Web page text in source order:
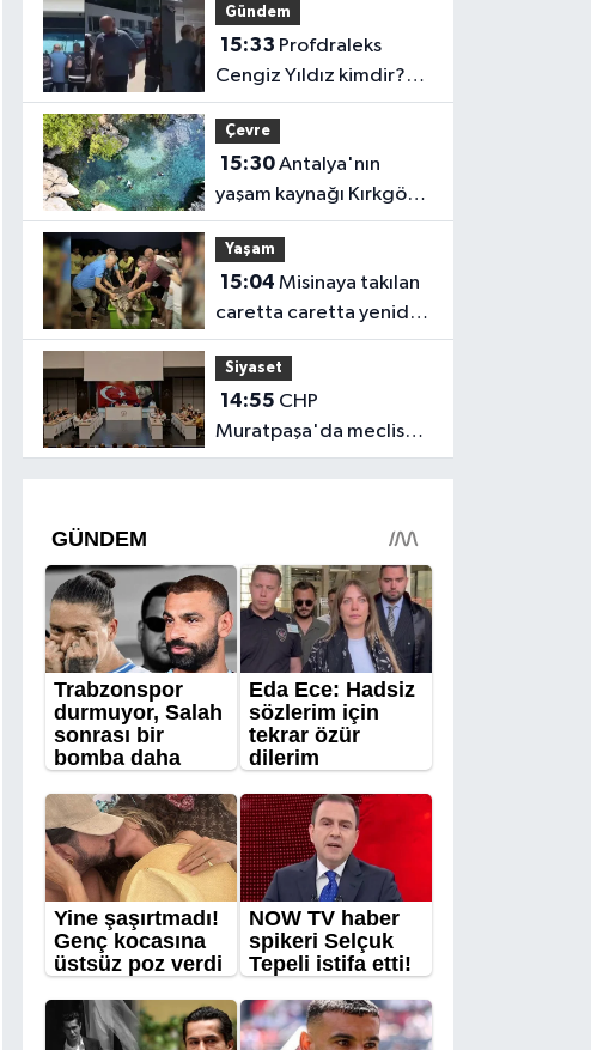
425 bin!
Gündem
15:33
Cengiz Yıldız kimdir?
kaç yaşında, ne iş
yapıyor?
Çevre
15:30Antalya'nın
yaşam kaynağı Kırkgöz
için ortak seferberlik
Yaşam
15:04
caretta caretta yeniden
denizle buluştu!
Siyaset
14:55
Muratpaşa'da meclis
çatladı: İlk istifalar geldi